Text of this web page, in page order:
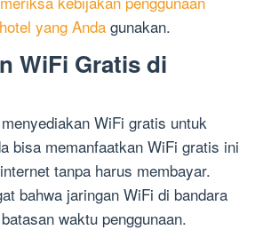
yang Anda gunakan.
WiFi Gratis di
WiFi gratis untuk
bisa memanfaatkan WiFi gratis ini
tanpa harus membayar.
bahwa jaringan WiFi di bandara
waktu penggunaan.